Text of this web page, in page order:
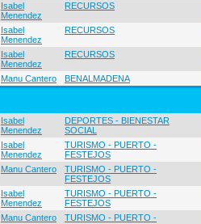
Isabel
Menendez
RECURSOS
Isabel
Menendez
RECURSOS
Isabel
Menendez
RECURSOS
Manu Cantero BENALMADENA
Isabel
Menendez
DEPORTES - BIENESTAR
SOCIAL
Isabel
Menendez
TURISMO - PUERTO -
FESTEJOS
Manu Cantero
TURISMO - PUERTO -
FESTEJOS
Isabel
Menendez
TURISMO - PUERTO -
FESTEJOS
Manu Cantero
TURISMO - PUERTO -